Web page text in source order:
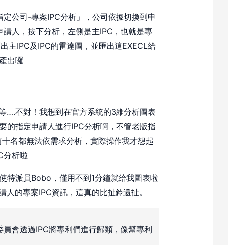
公司-專案IPC分析」，公司依據切換到申
人，按下分析，左側是主IPC，也就是專
主IPC及IPC的雷達圖，並匯出這EXECL給
出囉
….不對！我想到在官方系統的3維分析圖表
的指定申請人進行IPC分析啊，不管老版指
名都無法依需求分析，實際操作我才想起
分析啦
特派員Bobo，僅用不到1分鐘就給我圖表啦
的專案IPC資訊，這真的比扯鈴還扯。
會透過IPC將專利們進行歸類，像幫專利